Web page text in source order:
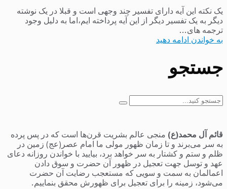
یک نکته این آیه دارای تفسیر چند وجهی است و قبلا در یک نوشته
دیگر به یک تفسیر دیگر از این آیه پرداخته ایم،اما به دلیل وجود
ترجمه های...
به خواندن ادامه دهید
جستجو
جستجو
قائم آل محمد(ع) منجی عالم بشریت قرن‌ها است که در پس پرده
به سر می‌برند و تا زمان ظهور مولی ما امام عصر(عج) زمین در
ظلم و ستم و کشتار به سر خواهد برد، بیایید با خواندن روزانه دعای
عهد و توسل جهت تعجیل در ظهور آن حضرت و سوق دادن
اعمالمان به سمت و سویی که مستعجب رضایت آن حضرت
می‌شود، زمینه را برای تعجیل برای ظهورش محقق بنماییم.